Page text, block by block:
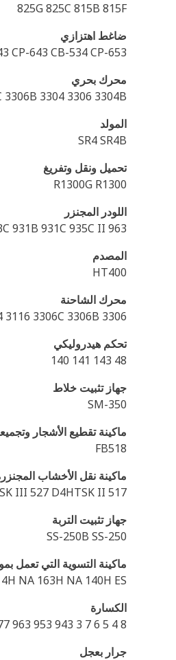
825G 825C 815B 815F
ضاغط اهتزازي
CP-643 CB-534 CP-653
محرك بحري
3306B 3304 3306 3304B
المولد
SR4 SR4B
تحميل ونقل وتفريغ
R1300G R1300
اللودر المجنزر
963 931C II 973 935C 935B 943 953 973C 931B 931C 935C II
المصدم
HT400
محرك الشاحنة
3306 3406C 3406B 3114 3116 3306C 3306B
تحكم هيدروليكي
48 143 141 140
جهاز تثبيت خلاط
SM-350
ماكينة تقطيع الأشجار
FB518
ماكينة نقل الأخشاب
III 527 D4HTSK II 517
جهاز تثبيت التربة
SS-250B SS-250
ماكينة التسوية التي تعمل
NA 163H NA 140H ES
الكسارة
963 953 943 3 7 6 5 4 8
جرار بعجل